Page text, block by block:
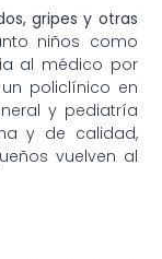
gripes y otras
niños como
al médico por
policlínico en
y pediatría
y de calidad,
vuelven al